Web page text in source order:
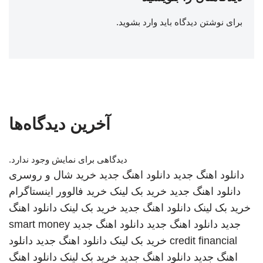
برای نوشتن دیدگاه باید وارد بشوید.
آخرین دیدگاه‌ها
دیدگاهی برای نمایش وجود ندارد.
دانلود اهنگ جدید دانلود اهنگ جدید خرید شال و روسری
دانلود اهنگ جدید خرید بک لینک خرید فالوور اینستاگرام
خرید بک لینک دانلود اهنگ جدید خرید بک لینک دانلود اهنگ
جدید دانلود اهنگ جدید دانلود اهنگ جدید smart money
credit financial خرید بک لینک دانلود اهنگ جدید دانلود
اهنگ جدید دانلود اهنگ جدید خرید بک لینک دانلود اهنگ